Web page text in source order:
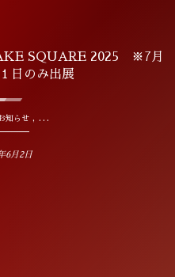
SQUARE 2025 ※7月
日のみ出展
知らせ , …
6月2日